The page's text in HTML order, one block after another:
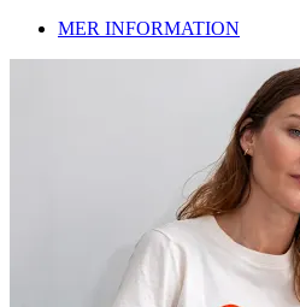
MER INFORMATION